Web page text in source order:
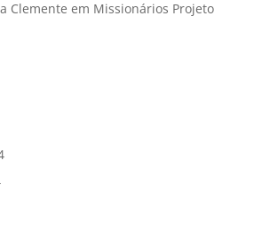
Clemente em Missionários Projeto